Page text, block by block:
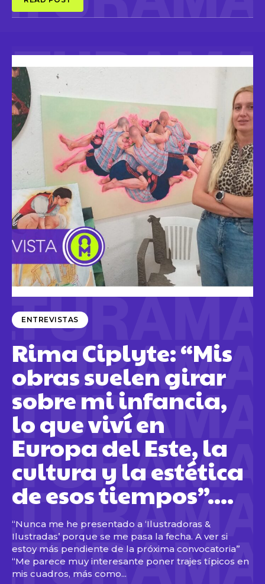
ENTREVISTAS
Rima Ciplyte: “Mis
obras suelen girar
sobre mi infancia,
lo que viví en
Europa del Este, la
cultura y la estética
de esos tiempos”....
“Nunca me he presentado a ‘Ilustradoras &
Ilustradas’ porque se me pasa la fecha. A ver si
estoy más pendiente de la próxima convocatoria”
“Me parece muy interesante poner trajes típicos en
mis cuadros, más como...